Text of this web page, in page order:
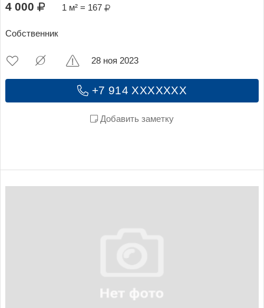
4 000 1 м² = 167
Собственник
+7 914 XXXXXXX
Добавить заметку
28 ноя 2023